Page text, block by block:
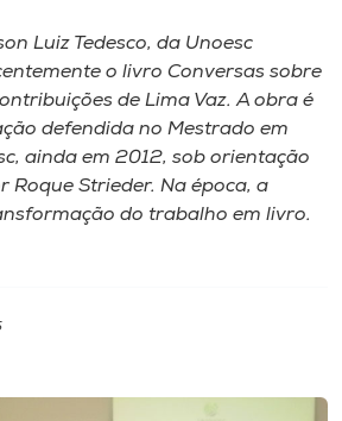
Luiz Tedesco, da Unoesc
o livro Conversas sobre
de Lima Vaz. A obra é
defendida no Mestrado em
ainda em 2012, sob orientação
Roque Strieder. Na época, a
do trabalho em livro.